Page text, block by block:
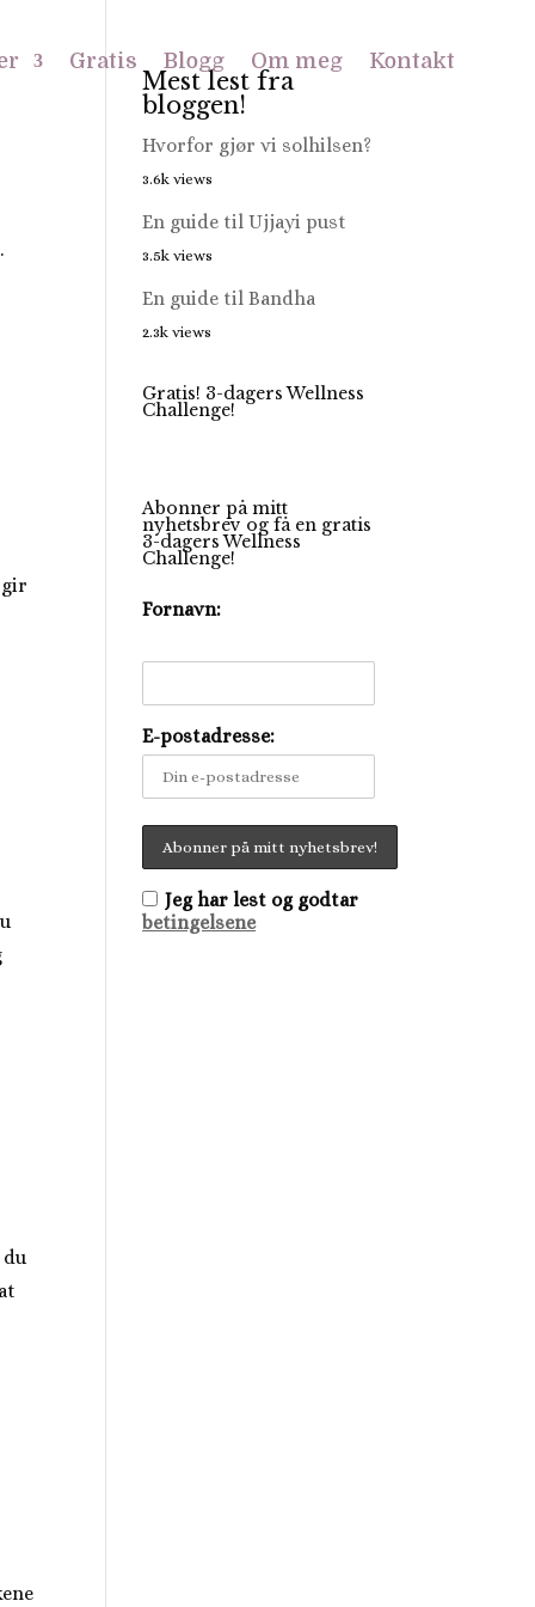
Gratis Blogg Om meg Kontakt
Mest lest fra
bloggen!
Hvorfor gjør vi solhilsen?
3.6k views
En guide til Ujjayi pust
3.5k views
En guide til Bandha
2.3k views
Gratis! 3-dagers Wellness
Challenge!
Abonner på mitt
nyhetsbrev og få en gratis
3-dagers Wellness
Challenge!
Fornavn:
E-postadresse:
Jeg har lest og godtar
betingelsene